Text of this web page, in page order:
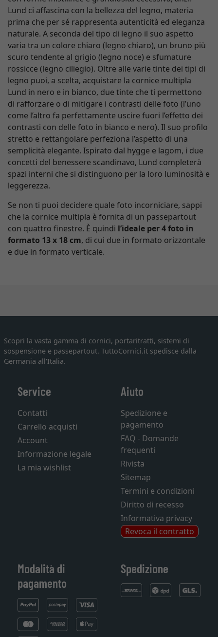
Lund ci affascina con la bellezza del legno, materia
prima che per sé rappresenta autenticità ed eleganza
naturale. A seconda del tipo di legno il suo aspetto
varia tra un colore chiaro (legno chiaro), un bruno più
scuro tendente al grigio (legno noce) e sfumature
rossicce (legno ciliegio). Oltre alle varie tinte dei tipi di
legno puoi, a scelta, acquistare la cornice multipla
Lund in nero e in bianco, due tinte che ti permettono
di rafforzare o di mitigare i contrasti delle foto (l’uno
come l’altro fa perfettamente uscire fuori l’effetto dei
contrasti con delle foto in bianco e nero). Il suo profilo
stretto e rettangolare perfeziona l’aspetto di una
semplicità elegante. Ispirato dal hygge e lagom, i due
concetti del benessere scandinavo, Lund completerà
spazi interni che si distinguono per la loro luminosità e
leggerezza.
Se non ti puoi decidere quale foto incorniciare, sappi
che la cornice multipla è fornita di un passepartout
con quattro finestre. È quindi l’ideale per 4 foto in
formato 13 x 18 cm, di cui due in formato orizzontale
e due in formato verticale.
Scopri la vasta gamma di cornici, portaritratti, sistemi di
sospensione e passepartout. TuttoCornici.it spedisce dalla
Germania all'Italia.
Service
Contatti
Carrello acquisti
Account
Informazione legale
La mia wishlist
Aiuto
Spedizione e
pagamento
FAQ - Domande
frequenti
Rivista
Sitemap
Termini e condizioni
Diritto di recesso
Informativa privacy
Revoca il contratto
Modalità di
pagamento
Spedizione